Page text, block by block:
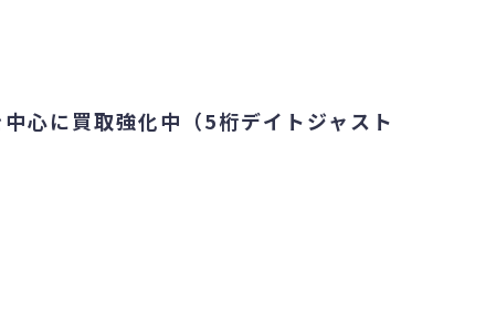
に買取強化中（5桁デイトジャスト